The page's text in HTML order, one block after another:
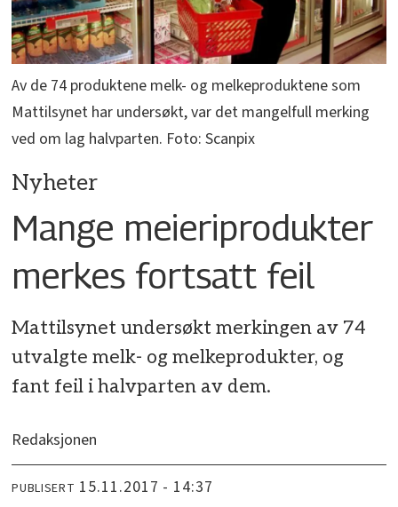
Av de 74 produktene melk- og melkeproduktene som
Mattilsynet har undersøkt, var det mangelfull merking
ved om lag halvparten. Foto: Scanpix
Nyheter
Mange meieriprodukter
merkes fortsatt feil
Mattilsynet undersøkt merkingen av 74
utvalgte melk- og melkeprodukter, og
fant feil i halvparten av dem.
Redaksjonen
PUBLISERT 15.11.2017 - 14:37